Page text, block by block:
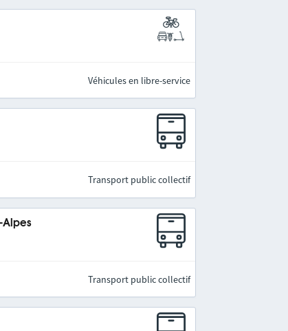
Véhicules en libre-service
Transport public collectif
Alpes
Transport public collectif